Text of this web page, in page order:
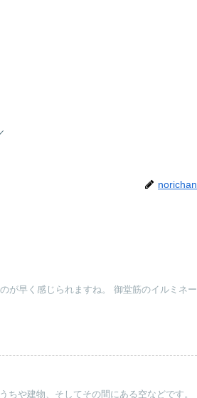
norichan
が早く感じられますね。 御堂筋のイルミネー
や建物、そしてその間にある空などです。